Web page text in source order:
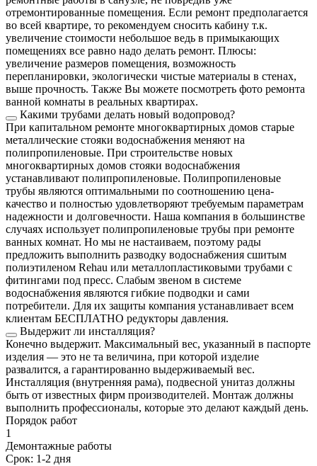
отремонтированные помещения. Если ремонт предполагается
во всей квартире, то рекомендуем сносить кабину т.к.
увеличение стоимости небольшое ведь в примыкающих
помещениях все равно надо делать ремонт. Плюсы:
увеличение размеров помещения, возможность
перепланировки, экологически чистые материалы в стенах,
выше прочность. Также Вы можете посмотреть фото ремонта
ванной комнаты в реальных квартирах.
Какими трубами делать новый водопровод?
При капитальном ремонте многоквартирных домов старые
металлические стояки водоснабжения меняют на
полипропиленовые. При строительстве новых
многоквартирных домов стояки водоснабжения
устанавливают полипропиленовые. Полипропиленовые
трубы являются оптимальными по соотношению цена-
качество и полностью удовлетворяют требуемым параметрам
надежности и долговечности. Наша компания в большинстве
случаях использует полипропиленовые трубы при ремонте
ванных комнат. Но мы не настаиваем, поэтому рады
предложить выполнить разводку водоснабжения сшитым
полиэтиленом Rehau или металлопластиковыми трубами с
фитингами под пресс. Слабым звеном в системе
водоснабжения являются гибкие подводки и сами
потребители. Для их защиты компания устанавливает всем
клиентам БЕСПЛАТНО редукторы давления.
Выдержит ли инсталляция?
Конечно выдержит. Максимальный вес, указанный в паспорте
изделия — это не та величина, при которой изделие
развалится, а гарантированно выдерживаемый вес.
Инсталляция (внутренняя рама), подвесной унитаз должны
быть от известных фирм производителей. Монтаж должны
выполнить профессионалы, которые это делают каждый день.
Порядок работ
1
Демонтажные работы
Срок: 1-2 дня